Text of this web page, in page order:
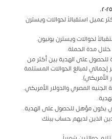
عميل استقبالاً لحوالات ويسترن
لحوالات ويسترن يونيون.
مدة الحملة.
على الهدية بين أكثر من
لمبالغ الحوالات المستلمة
الأمريكي).
المصري والدولار الأمريكي.
يكون مؤهل للحصول على الهدية.
الذين لديهم حساب ببنك